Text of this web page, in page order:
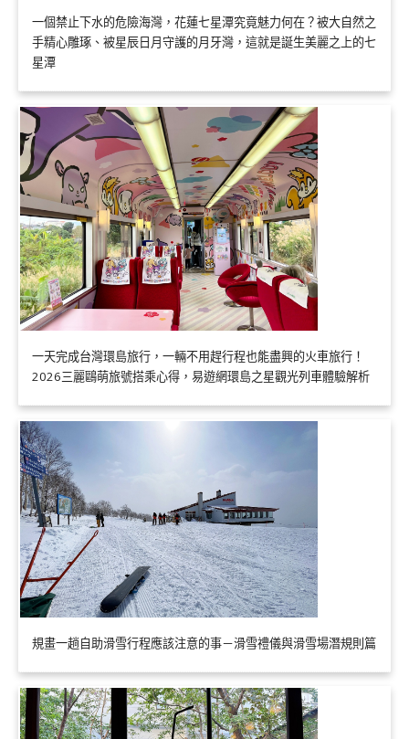
一個禁止下水的危險海灣，花蓮七星潭究竟魅力何在？被大自然之
手精心雕琢、被星辰日月守護的月牙灣，這就是誕生美麗之上的七
星潭
一天完成台灣環島旅行，一輛不用趕行程也能盡興的火車旅行！
2026三麗鷗萌旅號搭乘心得，易遊網環島之星觀光列車體驗解析
規畫一趟自助滑雪行程應該注意的事－滑雪禮儀與滑雪場潛規則篇